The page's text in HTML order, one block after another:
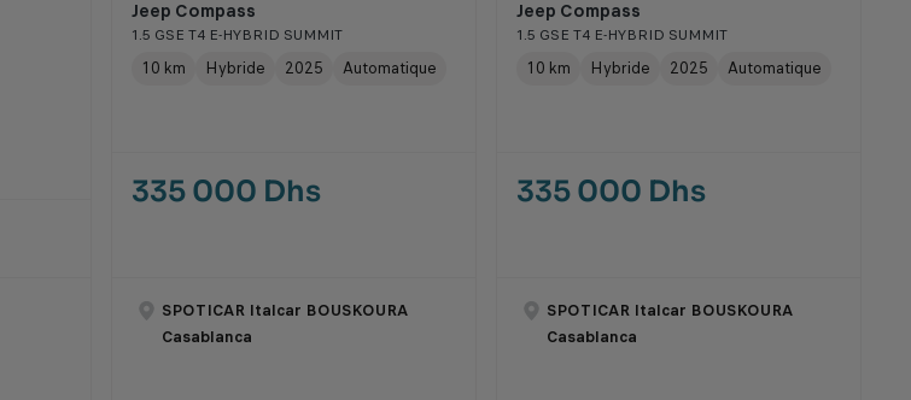
Jeep Compass
1.5 GSE T4 E-HYBRID SUMMIT
10 km Hybride 2025 Automatique
335 000 Dhs
SPOTICAR Italcar BOUSKOURA
Casablanca
Jeep Compass
1.5 GSE T4 E-HYBRID SUMMIT
10 km Hybride 2025 Automatique
335 000 Dhs
SPOTICAR Italcar BOUSKOURA
Casablanca